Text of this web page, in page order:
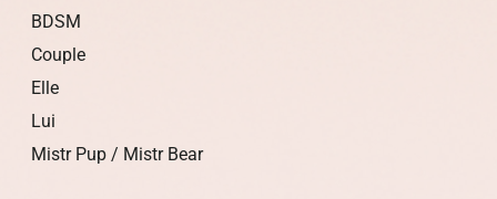
BDSM
Couple
Elle
Lui
Mistr Pup / Mistr Bear